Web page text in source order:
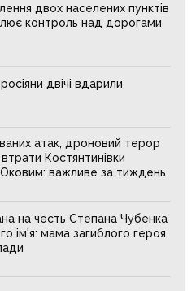
двох населених пунктів
контроль над дорогами
двічі вдарили
атак, дроновий терор
Костянтинівки
важливе за тиждень
на честь Степана Чубенка
ім'я: мама загиблого героя